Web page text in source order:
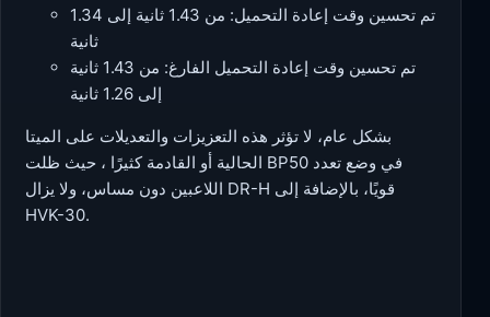
تم تحسين وقت إعادة التحميل: من 1.43 ثانية إلى 1.34
ثانية
تم تحسين وقت إعادة التحميل الفارغ: من 1.43 ثانية
إلى 1.26 ثانية
بشكل عام، لا تؤثر هذه التعزيزات والتعديلات على الميتا
الحالية أو القادمة كثيرًا ، حيث ظلت BP50 في وضع تعدد
اللاعبين دون مساس، ولا يزال DR-H قويًا، بالإضافة إلى
HVK-30.